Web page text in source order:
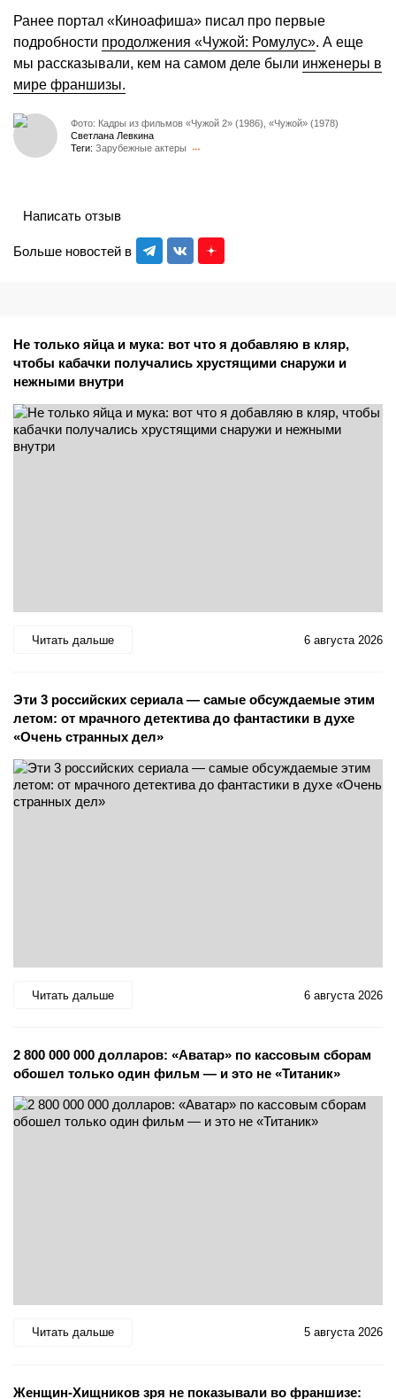
Ранее портал «Киноафиша» писал про первые
подробности продолжения «Чужой: Ромулус». А еще
мы рассказывали, кем на самом деле были инженеры в
мире франшизы.
Фото: Кадры из фильмов «Чужой 2» (1986), «Чужой» (1978)
Светлана Левкина
Теги: Зарубежные актеры
Больше новостей в
Написать отзыв
Не только яйца и мука: вот что я добавляю в кляр,
чтобы кабачки получались хрустящими снаружи и
нежными внутри
Читать дальше 6 августа 2026
Эти 3 российских сериала — самые обсуждаемые этим
летом: от мрачного детектива до фантастики в духе
«Очень странных дел»
Читать дальше 6 августа 2026
2 800 000 000 долларов: «Аватар» по кассовым сборам
обошел только один фильм — и это не «Титаник»
Читать дальше 5 августа 2026
Женщин-Хищников зря не показывали во франшизе: